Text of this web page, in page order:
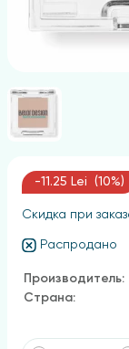
-11.25 Lei (10%)
Скидка при
Распродано
Производитель:
Страна: